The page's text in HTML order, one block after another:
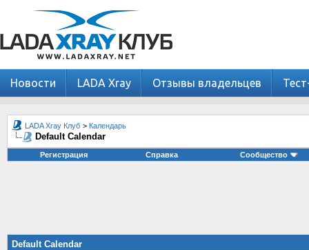
Новости LADA Xray Отзывы владельцев
LADA Xray Клуб > Календарь
Default Calendar
Регистрация Справка Сообщество
Default Calendar